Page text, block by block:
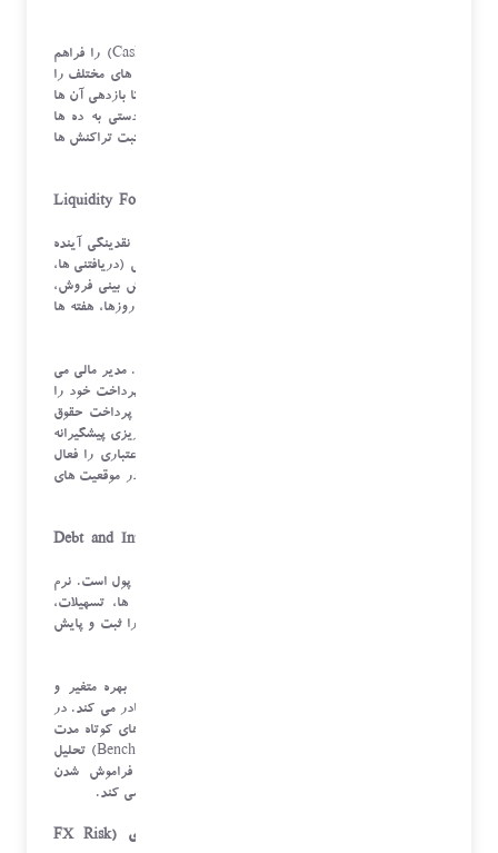
نرم افزار سپس قابلیت تجمیع وجوه (Cash Concentration) را فراهم
می کند؛ یعنی به صورت هوشمند وجوه پراکنده در حساب های مختلف را
به حساب های متمرکز (Main Account) منتقل می کند تا بازدهی آن ها
به حداکثر برسد. این مکانیزم، خزانه دار را از ورود دستی به ده ها
پورتال بانکی بی نیاز کرده و ریسک خطای انسانی را در ثبت تراکنش ها
۲. پیش بینی نقدینگی و مدل سازی سناریو (Liquidity Forecasting
یکی از بزرگترین چالش های مالی، عدم قطعیت در مورد نقدینگی آینده
است. نرم افزار خزانه داری با استفاده از داده های تاریخی (دریافتنی ها،
پرداختنی ها، حقوق و دستمزد) و داده های عملیاتی (پیش بینی فروش،
بودجه بندی)، پیش بینی های دقیقی از موقعیت نقدی در روزها، هفته ها
این سیستم ها همچنین قابلیت مدل سازی سناریو را دارند. مدیر مالی می
تواند شبیه سازی کند که "اگر یکی از مشتریان کلیدی پرداخت خود را
سه هفته دیرتر انجام دهد، چه تأثیری بر توانایی ما در پرداخت حقوق
هفته آینده خواهد داشت؟". این مدل سازی امکان برنامه ریزی پیشگیرانه
را فراهم می کند؛ مثلاً خزانه دار می تواند از قبل خط اعتباری را فعال
کرده یا سرمایه گذاری های کوتاه مدت را تعدیل کند تا در موقعیت های
۳. مدیریت بدهی ها و سرمایه گذاری ها (Debt and Investment
خزانه داری تنها مدیریت پول نیست، بلکه مدیریت زمان پول است. نرم
افزار خزانه داری تمام پرتفوی مالی سازمان شامل وام ها، تسهیلات،
اوراق مشارکت، سپرده های بانکی و ابزارهای مالی دیگر را ثبت و پایش
سیستم به صورت خودکار سررسید بدهی ها، نرخ های بهره متغیر و
تعهدات قراردادی را ردیابی کرده و هشدارهای لازم را صادر می کند. در
بخش سرمایه گذاری، نرم افزار عملکرد سرمایه گذاری های کوتاه مدت
را بر اساس شاخص های از پیش تعریف شده (Benchmarking) تحلیل
کرده و گزارش می دهد. این نظارت متمرکز، از فراموش شدن
سررسیدها یا فرصت های سرمایه گذاری مجدد جلوگیری می کند.
۴. پوشش ریسک های مالی، به ویژه ریسک ارزی (FX Risk